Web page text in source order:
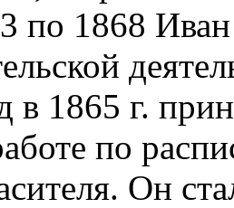
по 1868
в 1865 г.
по
Он